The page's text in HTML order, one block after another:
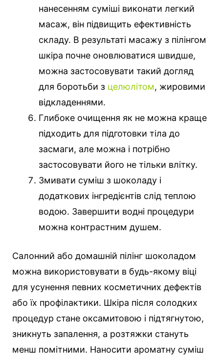
нанесенням суміші виконати легкий
масаж, він підвищить ефективність
складу. В результаті масажу з пілінгом
шкіра почне оновлюватися швидше,
можна застосовувати такий догляд
для боротьби з целюлітом, жировими
відкладеннями.
Глибоке очищення як не можна краще
підходить для підготовки тіла до
засмаги, але можна і потрібно
застосовувати його не тільки влітку.
Змивати суміш з шоколаду і
додаткових інгредієнтів слід теплою
водою. Завершити водні процедури
можна контрастним душем.
Салонний або домашній пілінг шоколадом
можна використовувати в будь-якому віці
для усунення певних косметичних дефектів
або їх профілактики. Шкіра після солодких
процедур стане оксамитовою і підтягнутою,
зникнуть запалення, а розтяжки стануть
менш помітними. Наносити ароматну суміш